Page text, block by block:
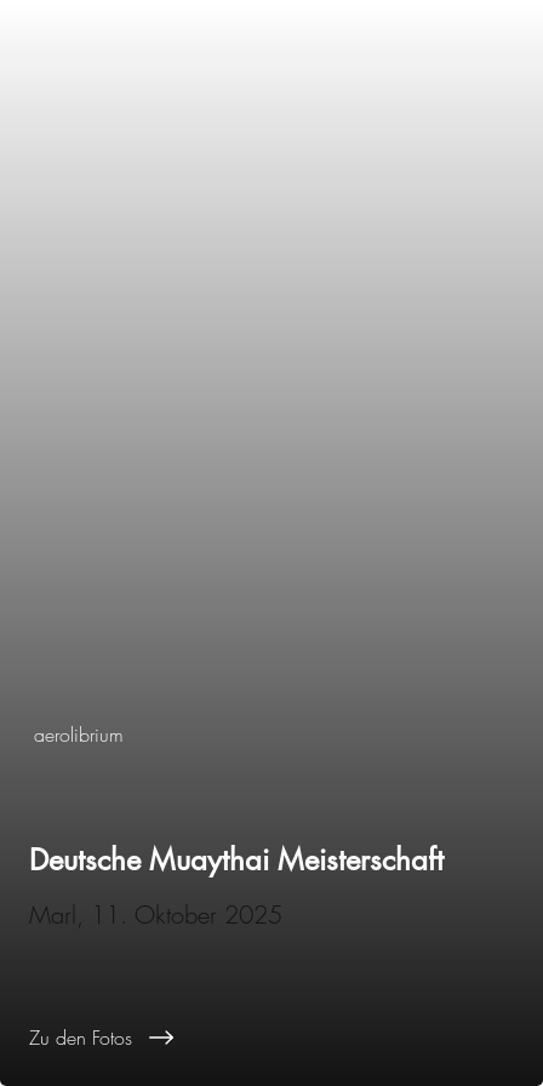
Zu den Fotos
aerolibrium
Marl, 11. Oktober 2025
Deutsche Muaythai Meisterschaft